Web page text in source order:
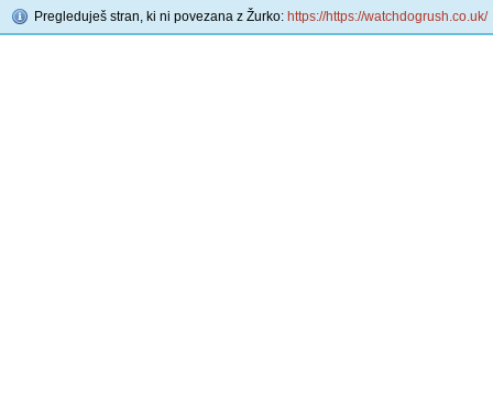
Pregleduješ stran, ki ni povezana z Žurko: https://https://watchdogrush.co.uk/